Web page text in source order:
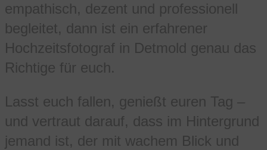
empathisch, dezent und professionell
begleitet, dann ist ein erfahrener
Hochzeitsfotograf in Detmold genau das
Richtige für euch.
Lasst euch fallen, genießt euren Tag –
und vertraut darauf, dass im Hintergrund
jemand ist, der mit wachem Blick und